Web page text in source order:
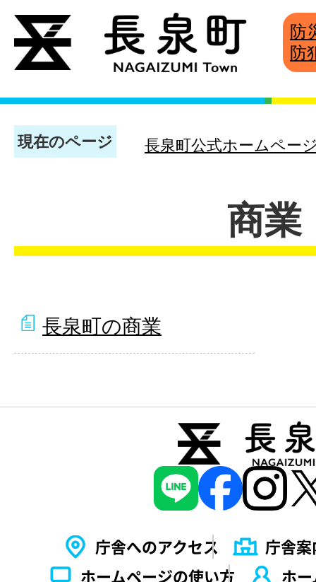
防
防
現在のページ 長泉町公式ホームペー
商業
長泉町の商業
庁舎へのアクセス
庁舎案
ホームページの使い⽅
ホ